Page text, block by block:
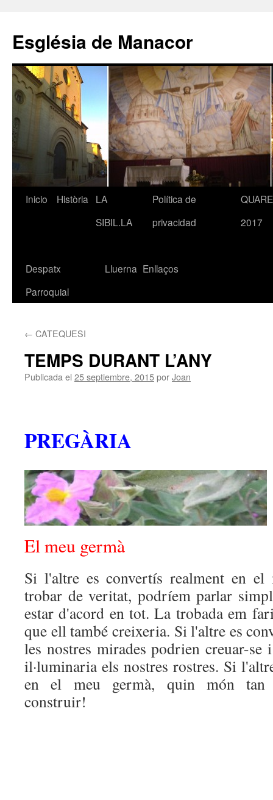
contenido
Església de Manacor
Inicio Història
LA
SIBIL.LA
Política de
privacidad
2017
Despatx
Parroquial
Lluerna Enllaços
← CATEQUESI
TEMPS DURANT L’ANY
Publicada el 25 septiembre, 2015porJoan
PREGÀRIA
El meu germà
Si l'altre es convertís realment en el
trobar de veritat, podríem parlar
estar d'acord en tot. La trobada em
que ell també creixeria. Si l'altre es
les nostres mirades podrien creuar-
il·luminaria els nostres rostres. Si
en el meu germà, quin món tan
construir!